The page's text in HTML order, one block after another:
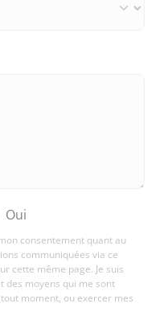
Oui
consentement quant au
communiquées via ce
cette même page. Je suis
des moyens qui me sont
moment, ou exercer mes